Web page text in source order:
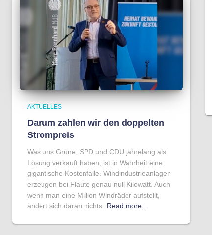
AKTUELLES
Darum zahlen wir den doppelten
Strompreis
Was uns Grüne, SPD und CDU jahrelang als
Lösung verkauft haben, ist in Wahrheit eine
gigantische Kostenfalle. Windindustrieanlagen
erzeugen bei Flaute genau null Kilowatt. Auch
wenn man eine Million Windräder aufstellt,
ändert sich daran nichts.
Read more…